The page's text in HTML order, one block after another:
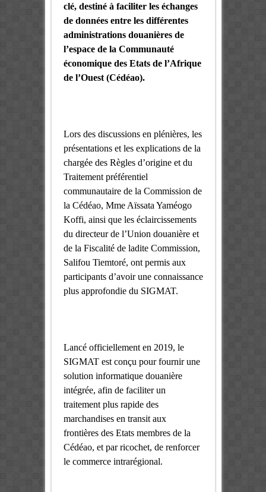
clé, destiné à faciliter les échanges
de données entre les différentes
administrations douanières de
l’espace de la Communauté
économique des Etats de l’Afrique
de l’Ouest (Cédéao).
Lors des discussions en plénières, les
présentations et les explications de la
chargée des Règles d’origine et du
Traitement préférentiel
communautaire de la Commission de
la Cédéao, Mme Aïssata Yaméogo
Koffi, ainsi que les éclaircissements
du directeur de l’Union douanière et
de la Fiscalité de ladite Commission,
Salifou Tiemtoré, ont permis aux
participants d’avoir une connaissance
plus approfondie du SIGMAT.
Lancé officiellement en 2019, le
SIGMAT est conçu pour fournir une
solution informatique douanière
intégrée, afin de faciliter un
traitement plus rapide des
marchandises en transit aux
frontières des Etats membres de la
Cédéao, et par ricochet, de renforcer
le commerce intrarégional.